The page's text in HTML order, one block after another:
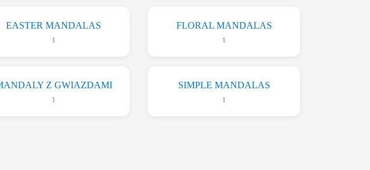
EASTER MANDALAS
1
FLORAL MANDALAS
1
Z GWIAZDAMI
1
SIMPLE MANDALAS
1